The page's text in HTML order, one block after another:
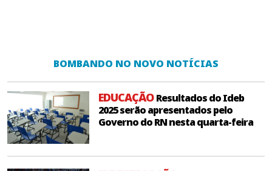
BOMBANDO NO NOVO NOTÍCIAS
EDUCAÇÃOResultados do Ideb
2025 serão apresentados pelo
Governo do RN nesta quarta-feira